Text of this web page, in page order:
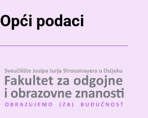
Opći podaci